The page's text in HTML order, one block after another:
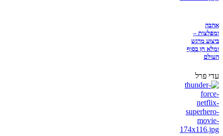
אהבה
ומפלצות –
ביצוע מרגש
ומלא חן בסוף
העולם
עדי פרל